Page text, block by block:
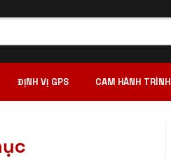
ĐỊNH VỊ GPS CAM HÀNH TRÌNH